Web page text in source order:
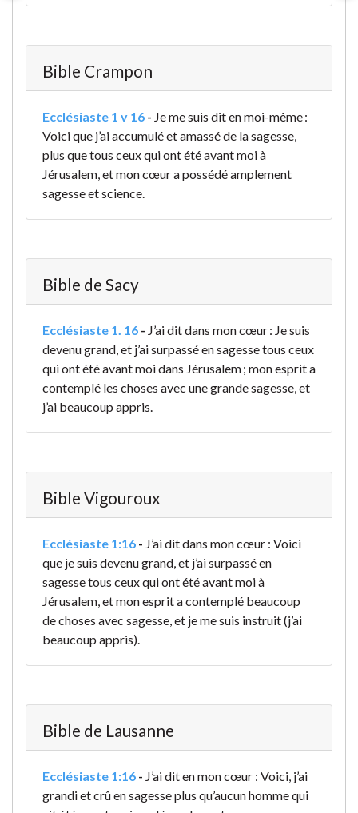
Bible Crampon
Ecclésiaste 1 v 16 - Je me suis dit en moi-même :
Voici que j’ai accumulé et amassé de la sagesse,
plus que tous ceux qui ont été avant moi à
Jérusalem, et mon cœur a possédé amplement
sagesse et science.
Bible de Sacy
Ecclésiaste 1. 16 - J’ai dit dans mon cœur : Je suis
devenu grand, et j’ai surpassé en sagesse tous ceux
qui ont été avant moi dans Jérusalem ; mon esprit a
contemplé les choses avec une grande sagesse, et
j’ai beaucoup appris.
Bible Vigouroux
Ecclésiaste 1:16 - J’ai dit dans mon cœur : Voici
que je suis devenu grand, et j’ai surpassé en
sagesse tous ceux qui ont été avant moi à
Jérusalem, et mon esprit a contemplé beaucoup
de choses avec sagesse, et je me suis instruit (j’ai
beaucoup appris).
Bible de Lausanne
Ecclésiaste 1:16 - J’ai dit en mon cœur : Voici, j’ai
grandi et crû en sagesse plus qu’aucun homme qui